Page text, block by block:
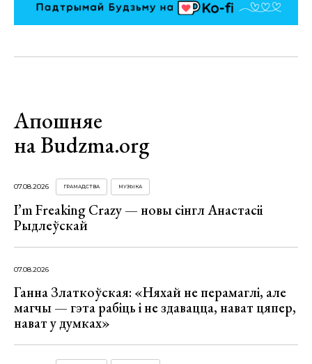
Апошняе
на Budzma.org
07.08.2026 ГРАМАДСТВА МУЗЫКА
I’m Freaking Crazy — новы сінгл Анастасіі
Рыдлеўскай
07.08.2026
Ганна Златкоўская: «Няхай не перамаглі, але
магчы — гэта рабіць і не здавацца, нават цяпер,
нават у думках»